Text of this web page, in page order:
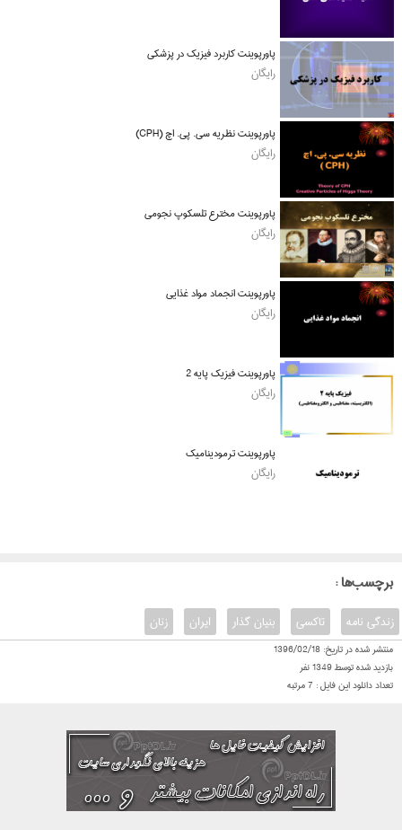
پاورپوینت کاربرد فیزیک در پزشکی
رایگان
پاورپوینت نظریه سی. پی. اچ (CPH)
رایگان
پاورپوینت مخترع تلسکوپ نجومی
رایگان
پاورپوینت انجماد مواد غذایی
رایگان
پاورپوینت فیزیک پایه 2
رایگان
پاورپوینت ترمودینامیک
رایگان
: برچسب‌ها
زنان ایران بنیان گذار تاکسی زندگی نامه
منتشر شده در تاریخ: 1396/02/18
بازدید شده توسط1349نفر
تعداد دانلود این فایل : 7مرتبه